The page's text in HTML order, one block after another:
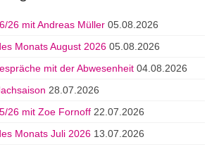
26 mit Andreas Müller 05.08.2026
Monats August 2026 05.08.2026
mit der Abwesenheit 04.08.2026
28.07.2026
26 mit Zoe Fornoff 22.07.2026
Monats Juli 2026 13.07.2026